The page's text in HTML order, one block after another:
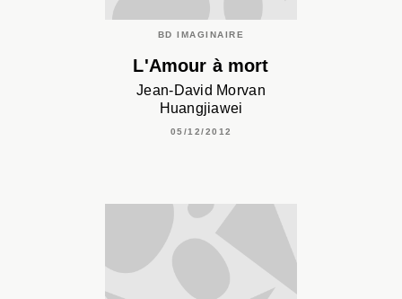
BD IMAGINAIRE
L'Amour à mort
Jean-David Morvan
Huangjiawei
05/12/2012